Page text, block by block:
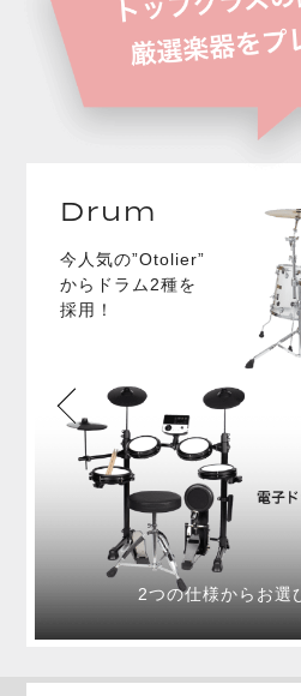
Drum
今人気の”Otolier”
からドラム2種を
採用！
2つの仕様からお選